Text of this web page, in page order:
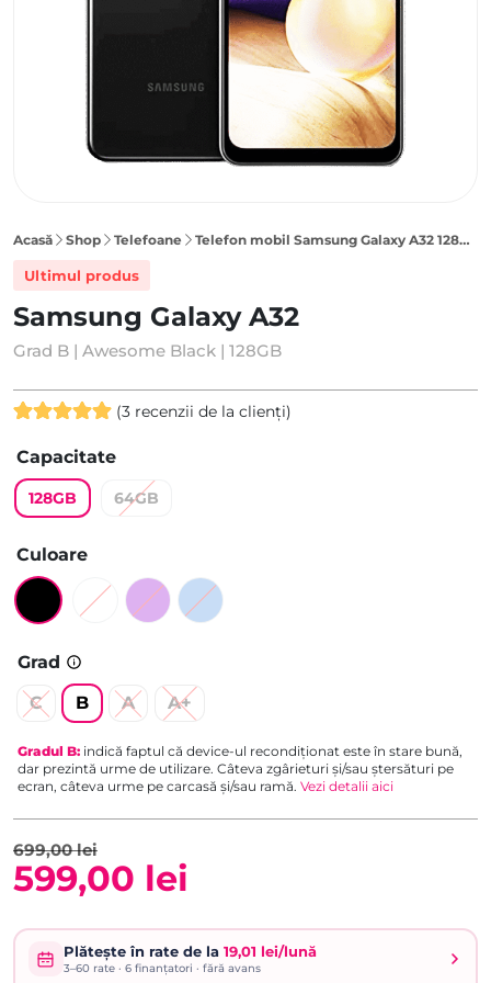
Acasă Shop Telefoane Telefon mobil Samsung Galaxy A32 128GB, Awesome Black
Ultimul produs
Samsung Galaxy A32
Grad B | Awesome Black | 128GB
5.00din 5
pe baza a
evaluări de
la clienți
(3 recenzii de la clienți)
Capacitate
128GB 64GB
Culoare
Grad
A+
A
B
C
Gradul B: indică faptul că device-ul recondiționat este în stare bună,
dar prezintă urme de utilizare. Câteva zgârieturi și/sau ștersături pe
ecran, câteva urme pe carcasă și/sau ramă. Vezi detalii aici
699,00lei
inițial
599,00 lei
curentPlătește în rate de la 19,01 lei/lună
3–60rate · 6finanțatori · fără avans